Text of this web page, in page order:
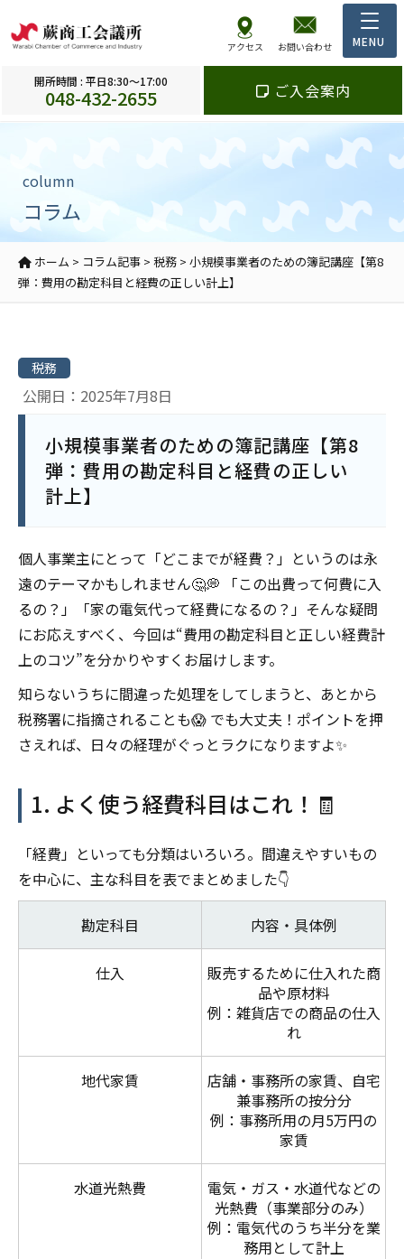
アクセス お問い合わせ
開所時間 : 平日8:30～17:00
048-432-2655 ご入会案内
column
コラム
ホーム > コラム記事 > 税務 > 小規模事業者のための簿記講座【第8
弾：費用の勘定科目と経費の正しい計上】
公開日：2025年7月8日
税務
小規模事業者のための簿記講座【第8
弾：費用の勘定科目と経費の正しい
計上】
個人事業主にとって「どこまでが経費？」というのは永
遠のテーマかもしれません🤔💭 「この出費って何費に入
るの？」「家の電気代って経費になるの？」そんな疑問
にお応えすべく、今回は“費用の勘定科目と正しい経費計
上のコツ”を分かりやすくお届けします。
知らないうちに間違った処理をしてしまうと、あとから
税務署に指摘されることも😱 でも大丈夫！ポイントを押
さえれば、日々の経理がぐっとラクになりますよ✨
1. よく使う経費科目はこれ！🧾
「経費」といっても分類はいろいろ。間違えやすいもの
を中心に、主な科目を表でまとめました👇
勘定科目 内容・具体例
仕入
販売するために仕入れた商
品や原材料
例：雑貨店での商品の仕入
れ
地代家賃
店舗・事務所の家賃、自宅
兼事務所の按分分
例：事務所用の月5万円の
家賃
水道光熱費
電気・ガス・水道代などの
光熱費（事業部分のみ）
例：電気代のうち半分を業
務用として計上